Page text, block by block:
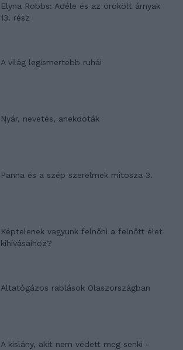
Elyna Robbs: Adéle és az örökölt árnyak
13. rész
A világ legismertebb ruhái
Nyár, nevetés, anekdoták
Panna és a szép szerelmek mítosza 3.
Képtelenek vagyunk felnőni a felnőtt élet
kihívásaihoz?
Altatógázos rablások Olaszországban
A kislány, akit nem védett meg senki –